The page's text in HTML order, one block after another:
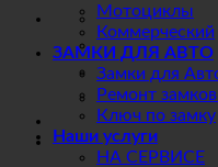
Мотоциклы
Коммерческий
ЗАМКИ ДЛЯ АВТО
Замки для
Ремонт
Ключ по замку
Наши услуги
НА СЕРВИСЕ